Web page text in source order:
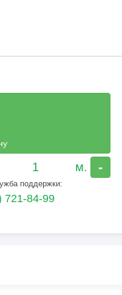
-
поддержки:
721-84-99